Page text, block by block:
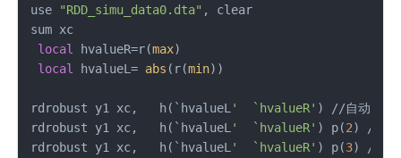
use "RDD_simu_data0.dta" , clear
sum xc
local hvalueR=r(max)
local hvalueL= abs (r(min))
rdrobust y1 xc,   h(`hvalueL'  `hvalueR' ) //自动选择
rdrobust y1 xc,   h(`hvalueL'  `hvalueR' ) p(2) //二
rdrobust y1 xc,   h(`hvalueL'  `hvalueR' ) p(3) //三